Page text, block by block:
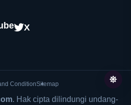
X
ConditionSitemap
. Hak cipta dilindungi undang-